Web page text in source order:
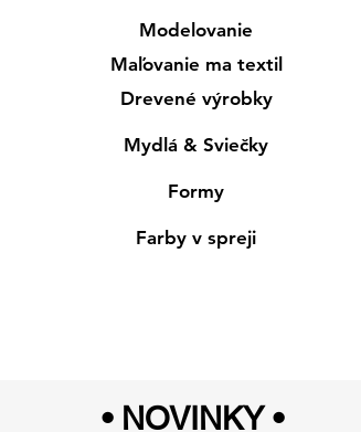
Modelovanie
Maľovanie ma textil
Drevené výrobky
Mydlá & Sviečky
Formy
Farby v spreji
• NOVINKY •